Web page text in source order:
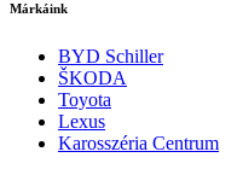
Márkáink
BYD Schiller
ŠKODA
Toyota
Lexus
Karosszéria Centrum